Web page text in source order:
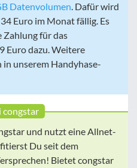
Datenvolumen. Dafür wird
Euro im Monat fällig. Es
Zahlung für das
Euro dazu. Weitere
unserem Handyhase-
congstar
und nutzt eine Allnet-
Du seit dem
Bietet congstar